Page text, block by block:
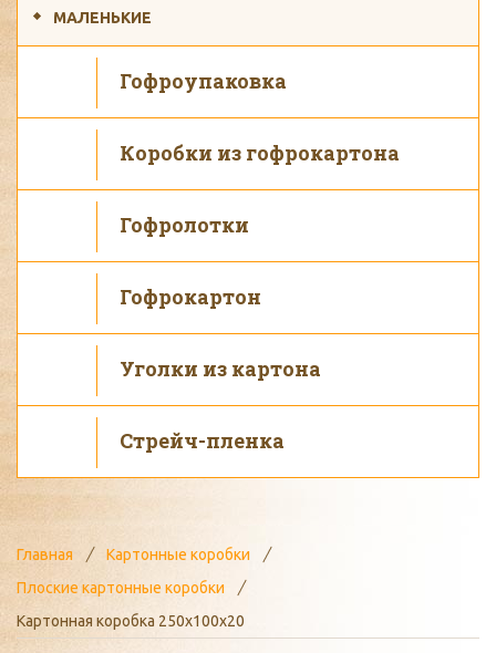
Главная
Картонные коробки
Плоские картонные коробки
Картонная коробка 250х100х20
МАЛЕНЬКИЕ
Гофроупаковка
Коробки из гофрокартона
Гофролотки
Гофрокартон
Уголки из картона
Стрейч-пленка